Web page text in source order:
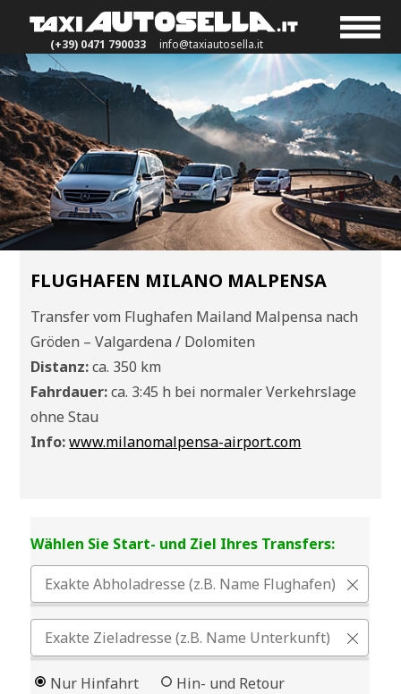
(+39) 0471 790033 info@taxiautosella.it
FLUGHAFEN MILANO MALPENSA
Transfer vom Flughafen Mailand Malpensa nach
Gröden – Valgardena / Dolomiten
Distanz:ca. 350 km
Fahrdauer:ca. 3:45 h bei normaler Verkehrslage
ohne Stau
Info: www.milanomalpensa-airport.com
Wählen Sie Start- und Ziel Ihres Transfers:
Nur Hinfahrt
Hin- und Retour